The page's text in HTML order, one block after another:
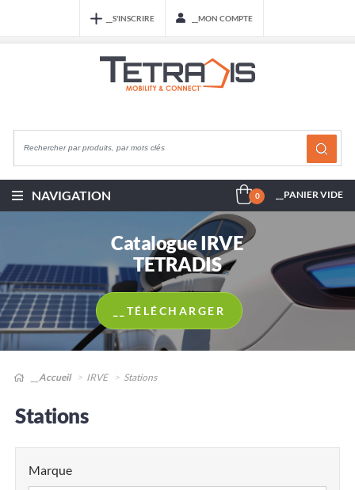
__S'INSCRIRE __MON COMPTE
NAVIGATION 0 __PANIER VIDE
Catalogue IRVE
TETRADIS
__TÉLÉCHARGER
__Accueil IRVE Stations
Stations
Marque